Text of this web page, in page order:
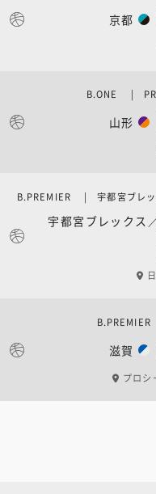
京都
山形
B.ONE |
宇都宮ブレックス
B.PREMIER | 宇都宮ブレッ
滋賀
プロシ